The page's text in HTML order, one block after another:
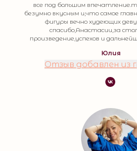
все под большим
безумно вкусным и,что самое
фигуры вечно худеющих
спасибо,Анастасии,за
произведение,успехов и
Юлия
Отзыв добавлен из